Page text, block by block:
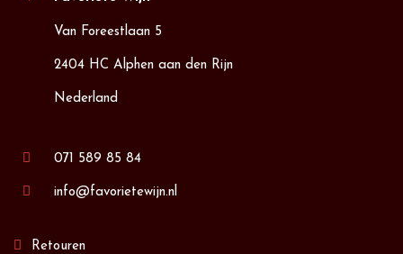
Van Foreestlaan 5
2404 HC Alphen aan den Rijn
Nederland
071 589 85 84
info@favorietewijn.nl
Retouren